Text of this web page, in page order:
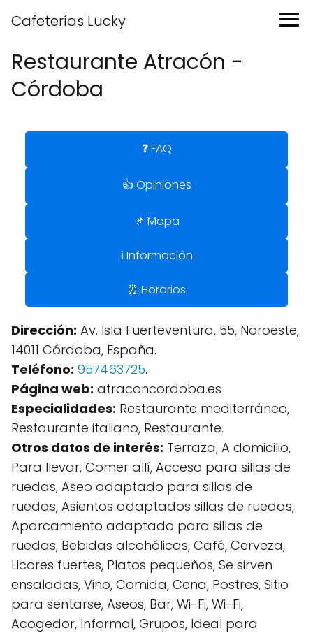
Cafeterías Lucky
Restaurante Atracón -
Córdoba
❓ FAQ
👍 Opiniones
📌 Mapa
ℹ️ Información
⏰ Horarios
Dirección: Av. Isla Fuerteventura, 55, Noroeste,
14011 Córdoba, España.
Teléfono: 957463725.
Página web: atraconcordoba.es
Especialidades: Restaurante mediterráneo,
Restaurante italiano, Restaurante.
Otros datos de interés: Terraza, A domicilio,
Para llevar, Comer allí, Acceso para sillas de
ruedas, Aseo adaptado para sillas de
ruedas, Asientos adaptados sillas de ruedas,
Aparcamiento adaptado para sillas de
ruedas, Bebidas alcohólicas, Café, Cerveza,
Licores fuertes, Platos pequeños, Se sirven
ensaladas, Vino, Comida, Cena, Postres, Sitio
para sentarse, Aseos, Bar, Wi-Fi, Wi-Fi,
Acogedor, Informal, Grupos, Ideal para